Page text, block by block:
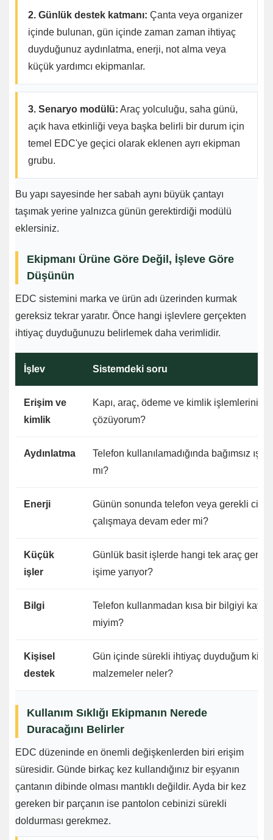
2. Günlük destek katmanı: Çanta veya organizer
içinde bulunan, gün içinde zaman zaman ihtiyaç
duyduğunuz aydınlatma, enerji, not alma veya
küçük yardımcı ekipmanlar.
3. Senaryo modülü: Araç yolculuğu, saha günü,
açık hava etkinliği veya başka belirli bir durum için
temel EDC'ye geçici olarak eklenen ayrı ekipman
grubu.
Bu yapı sayesinde her sabah aynı büyük çantayı
taşımak yerine yalnızca günün gerektirdiği modülü
eklersiniz.
Ekipmanı Ürüne Göre Değil, İşleve Göre
Düşünün
EDC sistemini marka ve ürün adı üzerinden kurmak
gereksiz tekrar yaratır. Önce hangi işlevlere gerçekten
ihtiyaç duyduğunuzu belirlemek daha verimlidir.
İşlev Sistemdeki soru
Erişim ve
kimlik
Kapı, araç, ödeme ve kimlik işlemlerini
çözüyorum?
Aydınlatma
Telefon kullanılamadığında bağımsız
mı?
Enerji
Günün sonunda telefon veya gerekli
çalışmaya devam eder mi?
Küçük
işler
Günlük basit işlerde hangi tek araç
işime yarıyor?
Bilgi
Telefon kullanmadan kısa bir bilgiyi
miyim?
Kişisel
destek
Gün içinde sürekli ihtiyaç duyduğum
malzemeler neler?
Kullanım Sıklığı Ekipmanın Nerede
Duracağını Belirler
EDC düzeninde en önemli değişkenlerden biri erişim
süresidir. Günde birkaç kez kullandığınız bir eşyanın
çantanın dibinde olması mantıklı değildir. Ayda bir kez
gereken bir parçanın ise pantolon cebinizi sürekli
doldurması gerekmez.